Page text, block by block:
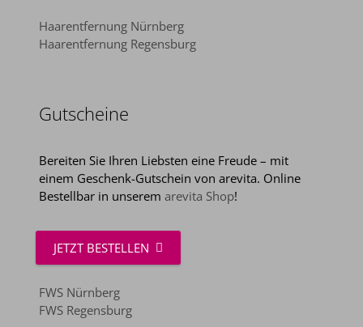
Haarentfernung Nürnberg
Haarentfernung Regensburg
Gutscheine
Bereiten Sie Ihren Liebsten eine Freude – mit
einem Geschenk-Gutschein von arevita. Online
Bestellbar in unserem arevita Shop!
JETZT BESTELLEN
FWS Nürnberg
FWS Regensburg